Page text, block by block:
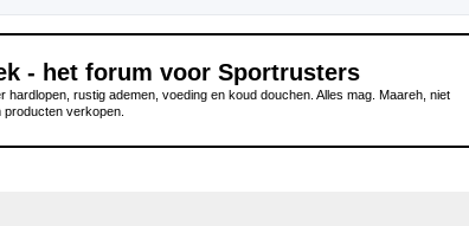
- het forum voor Sportrusters
hardlopen, rustig ademen, voeding en koud douchen. Alles mag. Maareh, niet
verkopen.